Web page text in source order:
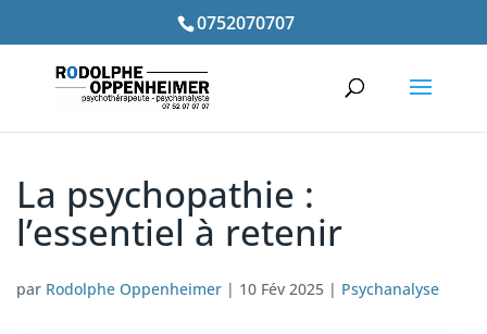
0752070707
La psychopathie :
l’essentiel à retenir
par Rodolphe Oppenheimer | 10 Fév 2025 | Psychanalyse